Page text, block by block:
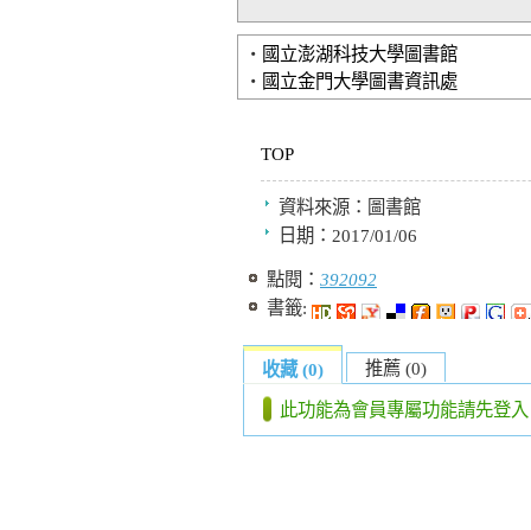
‧ 國立澎湖科技大學圖書館
‧ 國立金門大學圖書資訊處
TOP
資料來源： 圖書館
日期： 2017/01/06
點閱： 392092
書籤:
收藏 (0) 推薦 (0)
此功能為會員專屬功能請先登入